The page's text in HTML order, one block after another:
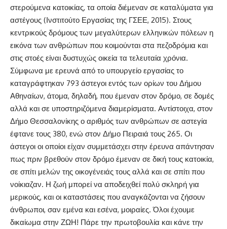
στερούμενα κατοικίας, τα οποία διέμεναν σε καταλύματα για
αστέγους (Ινστιτούτο Εργασίας της ΓΣΕΕ, 2015). Στους
κεντρικούς δρόμους των μεγαλύτερων ελληνικών πόλεων η
εικόνα των ανθρώπων που κοιμούνται στα πεζοδρόμια και
στις στοές είναι δυστυχώς οικεία τα τελευταία χρόνια.
Σύμφωνα με ερευνά από το υπουργείο εργασίας το
καταγράφτηκαν 793 άστεγοι εντός των ορίων του Δήμου
Αθηναίων, άτομα, δηλαδή, που έμεναν στον δρόμο, σε δομές
αλλά και σε υποστηριζόμενα διαμερίσματα. Αντίστοιχα, στον
Δήμο Θεσσαλονίκης ο αριθμός των ανθρώπων σε αστεγία
έφτανε τους 380, ενώ στον Δήμο Πειραιά τους 265. Οι
άστεγοι οι οποίοι είχαν συμμετάσχει στην έρευνα απάντησαν
πως πριν βρεθούν στον δρόμο έμεναν σε δική τους κατοικία,
σε σπίτι μελών της οικογένειάς τους αλλά και σε σπίτι που
νοίκιαζαν. Η ζωή μπορεί να αποδειχθεί πολύ σκληρή για
μερικούς, και οι καταστάσεις που αναγκάζονται να ζήσουν
άνθρωποι, σαν εμένα και εσένα, μοιραίες. Όλοι έχουμε
δικαίωμα στην ΖΩΗ! Πάρε την πρωτοβουλία και κάνε την